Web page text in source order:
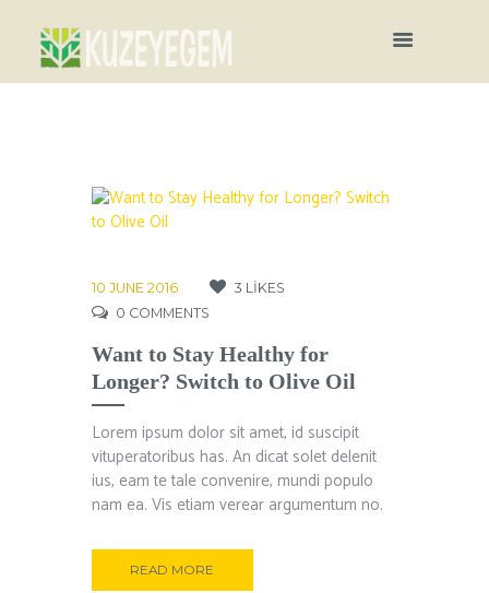
10 JUNE 2016 3 LIKES
0 COMMENTS
Want to Stay Healthy for
Longer? Switch to Olive Oil
Lorem ipsum dolor sit amet, id suscipit
vituperatoribus has. An dicat solet delenit
ius, eam te tale convenire, mundi populo
nam ea. Vis etiam verear argumentum no.
READ MORE